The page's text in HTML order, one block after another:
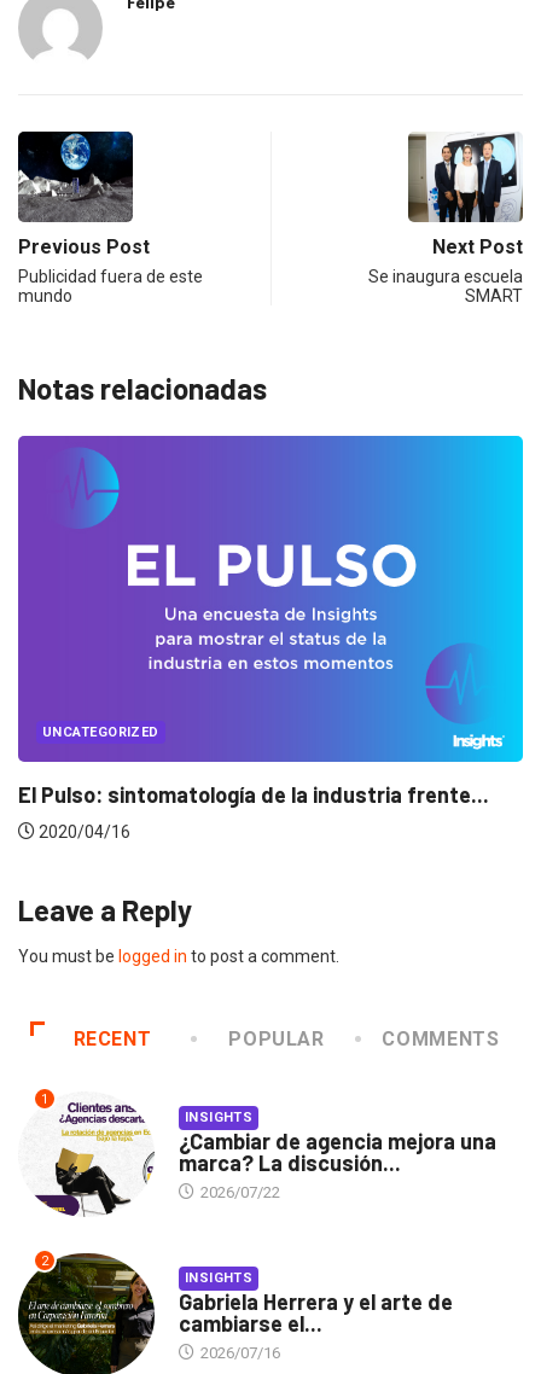
Previous Post
Publicidad fuera de este
mundo
Next Post
Se inaugura escuela
SMART
Notas relacionadas
UNCATEGORIZED
Conectados en época de pausa
2020/04/14
Leave a Reply
You must be logged in to post a comment.
RECENT POPULAR COMMENTS
1
INSIGHTS
¿Cambiar de agencia mejora una
marca? La discusión...
2026/07/22
2
INSIGHTS
Gabriela Herrera y el arte de
cambiarse el...
2026/07/16